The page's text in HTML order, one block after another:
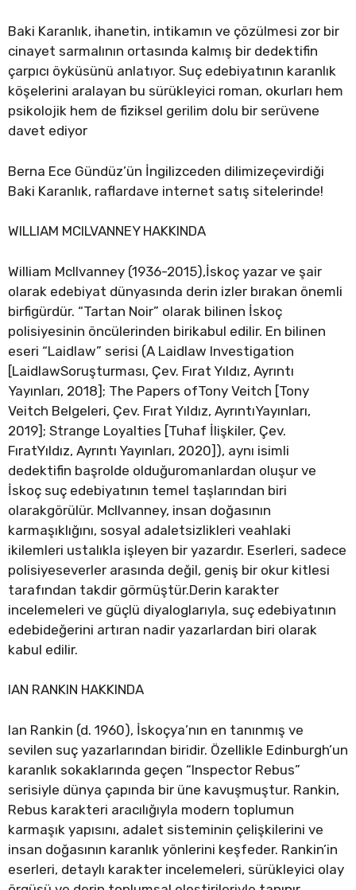
Baki Karanlık, ihanetin, intikamın ve çözülmesi zor bir
cinayet sarmalının ortasında kalmış bir dedektifin
çarpıcı öyküsünü anlatıyor. Suç edebiyatının karanlık
köşelerini aralayan bu sürükleyici roman, okurları hem
psikolojik hem de fiziksel gerilim dolu bir serüvene
davet ediyor
Berna Ece Gündüz’ün İngilizceden dilimizeçevirdiği
Baki Karanlık, raflardave internet satış sitelerinde!
WILLIAM MCILVANNEY HAKKINDA
William McIlvanney (1936-2015),İskoç yazar ve şair
olarak ede­biyat dünyasında derin izler bırakan önemli
birfigürdür. “Tartan Noir” olarak bilinen İskoç
polisiyesinin öncülerinden birikabul edilir. En bilinen
eseri “Laidlaw” serisi (A Laidlaw Investigati­on
[LaidlawSoruşturması, Çev. Fırat Yıldız, Ayrıntı
Yayınları, 2018]; The Papers ofTony Veitch [Tony
Veitch Belgeleri, Çev. Fırat Yıldız, AyrıntıYayınları,
2019]; Strange Loyalties [Tuhaf İlişkiler, Çev.
FıratYıldız, Ayrıntı Yayınları, 2020]), aynı isimli
dedektifin başrolde olduğuromanlardan oluşur ve
İskoç suç edebiyatının temel taşlarından biri
olarakgörülür. McIlvanney, insan doğasının
karmaşıklığını, sosyal adaletsizlikleri veahlaki
ikilemleri ustalıkla işleyen bir yazardır. Eserleri, sadece
polisiyeseverler arasında değil, geniş bir okur kitlesi
tarafından takdir görmüştür.Derin karakter
incelemeleri ve güçlü diyaloglarıyla, suç edebiyatının
edebideğerini artıran nadir yazarlardan biri olarak
kabul edilir.
IAN RANKIN HAKKINDA
Ian Rankin (d. 1960), İskoçya’nın en tanınmış ve
sevilen suç ya­zarlarından biridir. Özellikle Edinburgh’un
karanlık sokaklarında geçen “Inspector Rebus”
serisiyle dünya çapında bir üne kavuş­muştur. Rankin,
Rebus karakteri aracılığıyla modern toplumun
karmaşık yapısını, adalet sisteminin çelişkilerini ve
insan doğasının karanlık yönlerini keşfeder. Rankin’in
eserleri, detaylı karakter incelemeleri, sürükleyici olay